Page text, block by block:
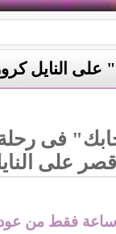
النايل
فى رحلة
على
فقط من